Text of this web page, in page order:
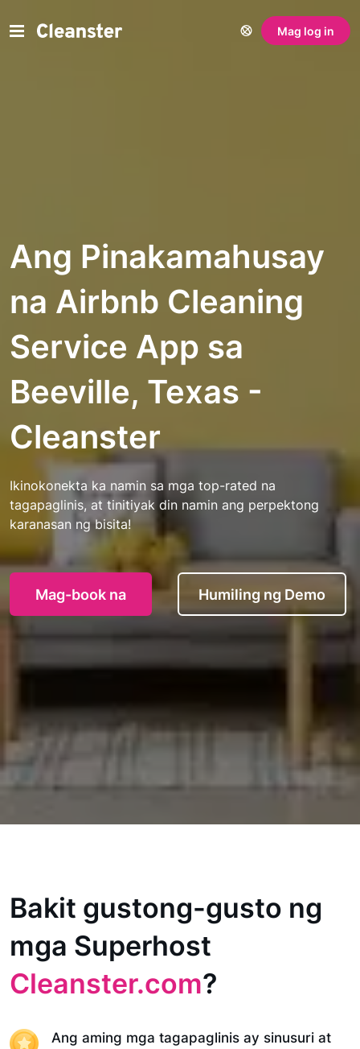
Mag log in
Ang Pinakamahusay
na Airbnb Cleaning
Service App sa
Beeville, Texas -
Cleanster
Ikinokonekta ka namin sa mga top-rated na
tagapaglinis, at tinitiyak din namin ang perpektong
karanasan ng bisita!
Mag-book na Humiling ng Demo
Bakit gustong-gusto ng
mga Superhost
Cleanster.com?
Ang aming mga tagapaglinis ay sinusuri at